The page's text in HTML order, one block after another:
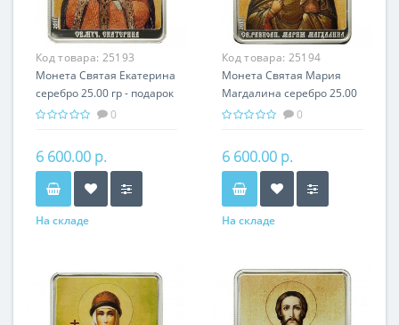
Код товара: 25193
Монета Святая Екатерина
серебро 25.00 гр - подарок
икона имени0
6 600.00 р.
На складе
Код товара: 25194
Монета Святая Мария
Магдалина серебро 25.00
гр - подарок икона имени
0
6 600.00 р.
На складе